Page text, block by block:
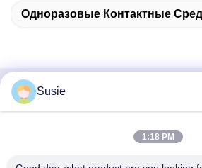
Одноразовые Контактные
Быстрый контакт
Susie
1:18 PM